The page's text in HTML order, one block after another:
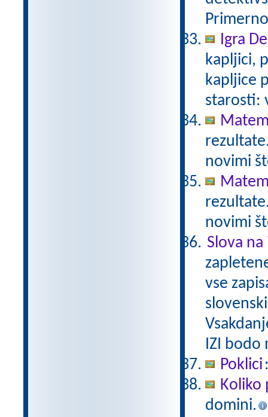
Igra
kapljici,
kapljice
starosti:
novimi
novimi
Slova na
vse
IZI bodo
Poklici
Koliko
domini.